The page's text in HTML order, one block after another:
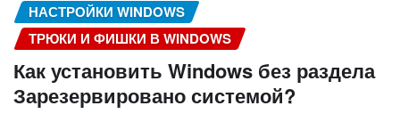
НАСТРОЙКИ WINDOWS
ТРЮКИ И ФИШКИ В WINDOWS
Как установить Windows без раздела
Зарезервировано системой?